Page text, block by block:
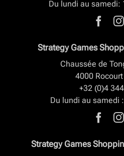
Du lundi au samedi:
Strategy Games
Chaussée de
4000
+32 (0)4
Du lundi au samedi
Strategy Games